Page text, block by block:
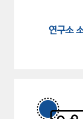
연구소